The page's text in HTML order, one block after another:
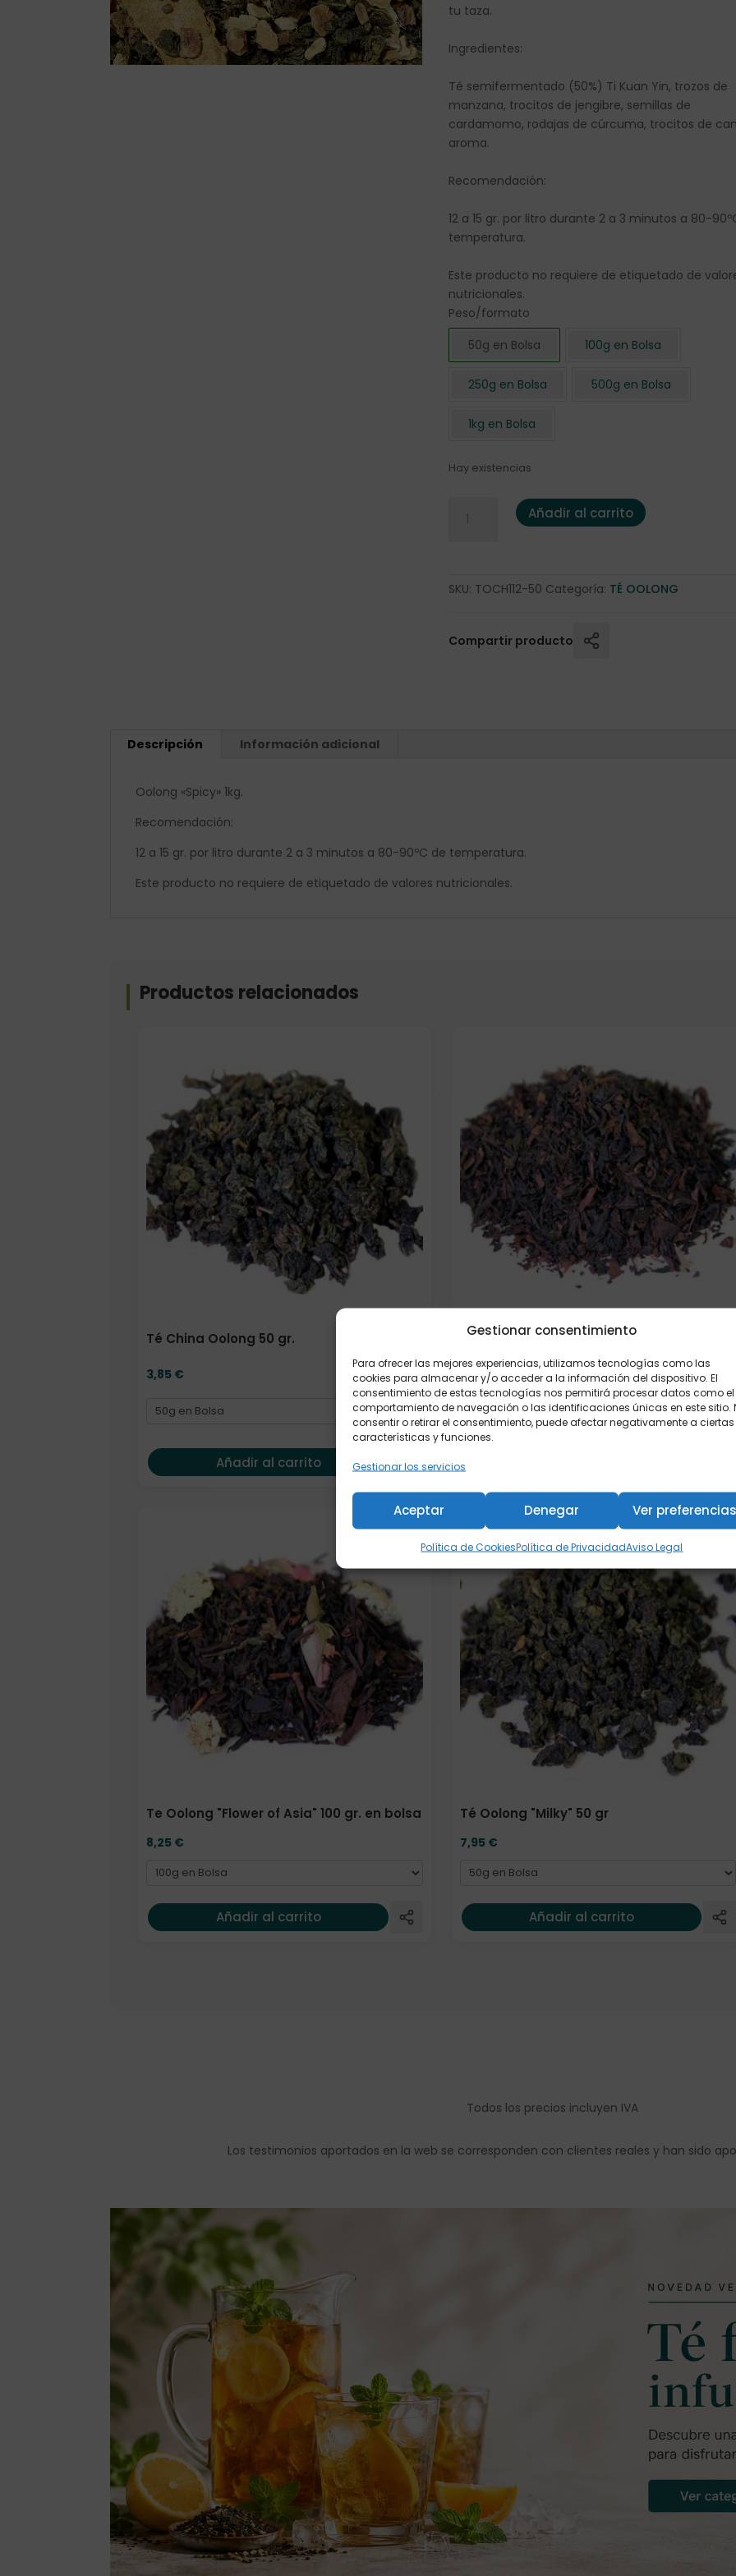
Gestionar consentimiento
Para ofrecer las mejores experiencias, utilizamos tecnologías como las
cookies para almacenar y/o acceder a la información del dispositivo. El
consentimiento de estas tecnologías nos permitirá procesar datos como el
comportamiento de navegación o las identificaciones únicas en este sitio.
consentir o retirar el consentimiento, puede afectar negativamente a ciertas
características y funciones.
Gestionar los servicios
Aceptar Denegar Ver
Política de CookiesPolítica de PrivacidadAviso Legal
tu taza.
Ingredientes:
Té semifermentado (50%) Ti Kuan Yin, trozos de
manzana, trocitos de jengibre, semillas de
cardamomo, rodajas de cúrcuma, trocitos de
aroma.
Recomendación:
12 a 15 gr. por litro durante 2 a 3 minutos a 80-
temperatura.
Este producto no requiere de etiquetado de
nutricionales.
Peso/formato
50g en Bolsa
100g en Bolsa
250g en Bolsa 500g en Bolsa
1kg en Bolsa
Hay existencias
Oolong "Spicy" 50 gr. cantidad
Añadir al carrito
SKU: TOCH112-50 Categoría: TÉ OOLONG
Compartir producto
Descripción Información adicional
Oolong «Spicy» 1kg.
Recomendación:
12 a 15 gr. por litro durante 2 a 3 minutos a 80-90ºC de temperatura.
Este producto no requiere de etiquetado de valores nutricionales.
Productos relacionados
Té China Oolong 50 gr.
3,85 €
Añadir al carrito
Té Oolong Formosa 100 gr.
7,10€
Elige:Peso/formato
Te Oolong "Flower of Asia" 100 gr. en bolsa
8,25 €
Añadir al carrito
Té Oolong "Milky" 50 gr
7,95 €
Formato
Añadir al carrito
Todos los precios incluyen IVA
Los testimonios aportados en la web se corresponden con clientes reales y han sido